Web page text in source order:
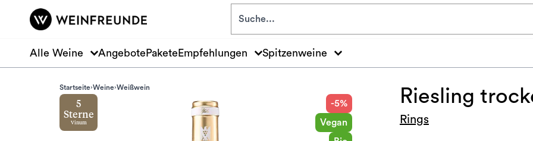
Zum Hauptinhalt springen
Alle Weine Angebote Pakete Empfehlungen Spitzenweine
Startseite Weine Weißwein
5
Sterne
Vinum
-5%
Vegan
Riesling
Rings